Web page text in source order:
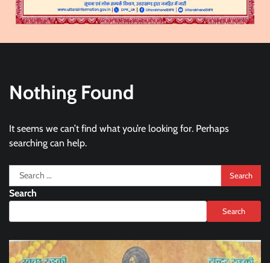
Nothing Found
It seems we can’t find what you’re looking for. Perhaps
searching can help.
Search
for:
Search
Search